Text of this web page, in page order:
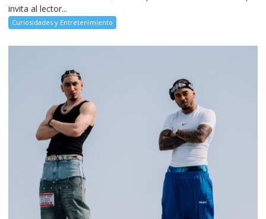
invita al lector...
Curiosidades y Entretenimiento